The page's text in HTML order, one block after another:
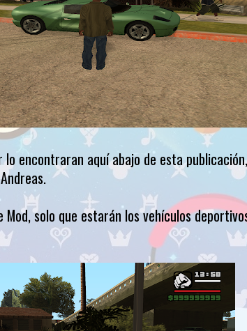
encontraran aquí abajo de esta
solo que estarán los vehículos